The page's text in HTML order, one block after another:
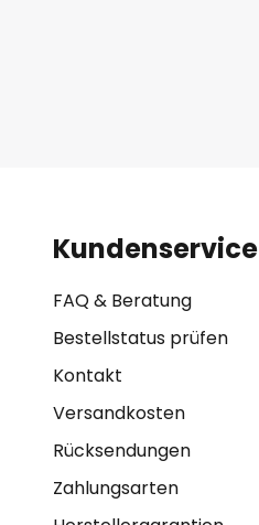
Kundenservice
FAQ & Beratung
Bestellstatus prüfen
Kontakt
Versandkosten
Rücksendungen
Zahlungsarten